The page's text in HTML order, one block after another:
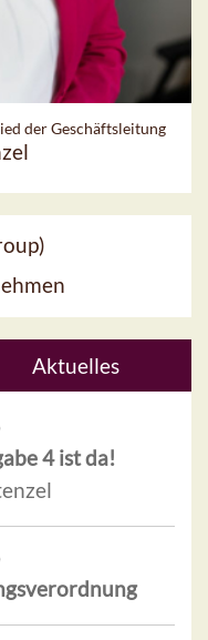
der Geschäftsleitung
Aktuelles
4 ist da!